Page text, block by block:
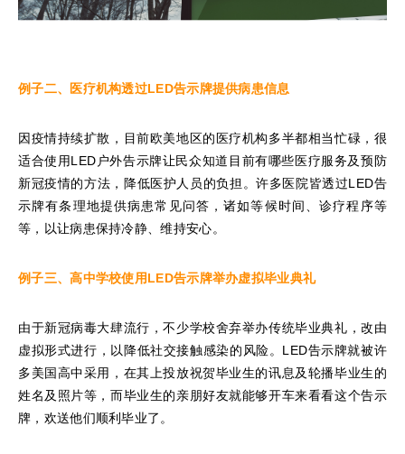
例子二、医疗机构透过LED告示牌提供病患信息
因疫情持续扩散，目前欧美地区的医疗机构多半都相当忙碌，很
适合使用LED户外告示牌让民众知道目前有哪些医疗服务及预防
新冠疫情的方法，降低医护人员的负担。许多医院皆透过LED告
示牌有条理地提供病患常见问答，诸如等候时间、诊疗程序等
等，以让病患保持冷静、维持安心。
例子三、高中学校使用LED告示牌举办虚拟毕业典礼
由于新冠病毒大肆流行，不少学校舍弃举办传统毕业典礼，改由
虚拟形式进行，以降低社交接触感染的风险。LED告示牌就被许
多美国高中采用，在其上投放祝贺毕业生的讯息及轮播毕业生的
姓名及照片等，而毕业生的亲朋好友就能够开车来看看这个告示
牌，欢送他们顺利毕业了。